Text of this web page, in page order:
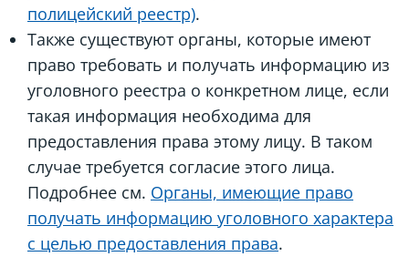
полицейский реестр).
Также существуют органы, которые имеют
право требовать и получать информацию из
уголовного реестра о конкретном лице, если
такая информация необходима для
предоставления права этому лицу. В таком
случае требуется согласие этого лица.
Подробнее см. Органы, имеющие право
получать информацию уголовного характера
с целью предоставления права.